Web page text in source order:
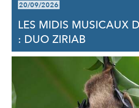
20/09/2026
LES MIDIS MUSICAUX
: DUO ZIRIAB